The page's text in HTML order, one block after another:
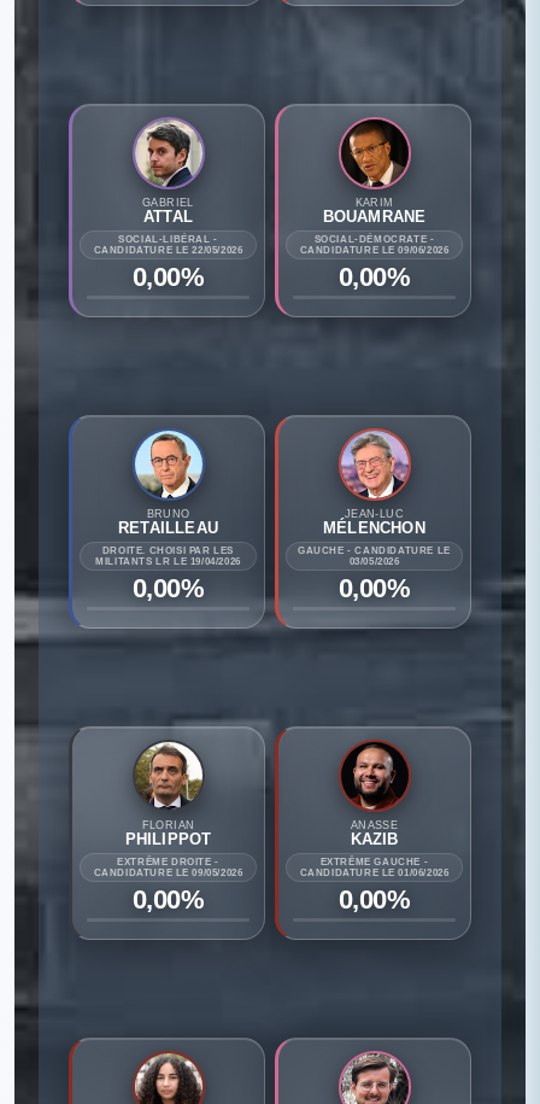
GABRIEL
ATTAL
SOCIAL-LIBÉRAL -
CANDIDATURE LE 22/05/2026
0,00%
KARIM
BOUAMRANE
SOCIAL-DÉMOCRATE -
CANDIDATURE LE 09/06/2026
0,00%
BRUNO
RETAILLEAU
DROITE. CHOISI PAR LES
MILITANTS LR LE 19/04/2026
0,00%
JEAN-LUC
MÉLENCHON
GAUCHE - CANDIDATURE LE
03/05/2026
0,00%
FLORIAN
PHILIPPOT
EXTRÊME DROITE -
CANDIDATURE LE 09/05/2026
0,00%
ANASSE
KAZIB
EXTRÊME GAUCHE -
CANDIDATURE LE 01/06/2026
0,00%